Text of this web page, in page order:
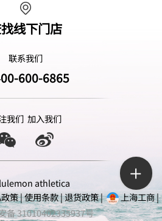
线下门店
联系我们
600-6865
我们 加入我们
athletica
策|使用条款|退货政策| 上海工商|
备 31010402335937号